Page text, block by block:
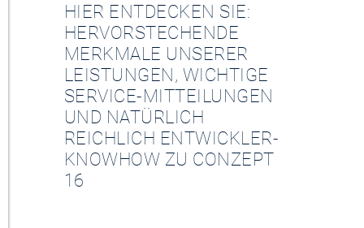
HIER ENTDECKEN SIE:
HERVORSTECHENDE
MERKMALE UNSERER
LEISTUNGEN, WICHTIGE
SERVICE-MITTEILUNGEN
UND NATÜRLICH
REICHLICH ENTWICKLER-
KNOWHOW ZU CONZEPT
16